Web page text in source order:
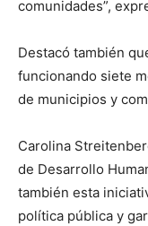
comunidades”,
Destacó también
funcionando siete
de municipios y
Carolina
de Desarrollo
también esta
política pública y